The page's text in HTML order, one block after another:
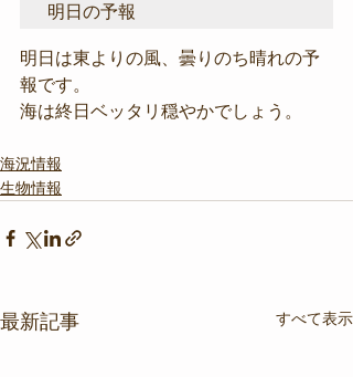
明日の予報
明日は東よりの風、曇りのち晴れの予
報です。
海は終日ベッタリ穏やかでしょう。
海況情報
生物情報
最新記事 すべて表示